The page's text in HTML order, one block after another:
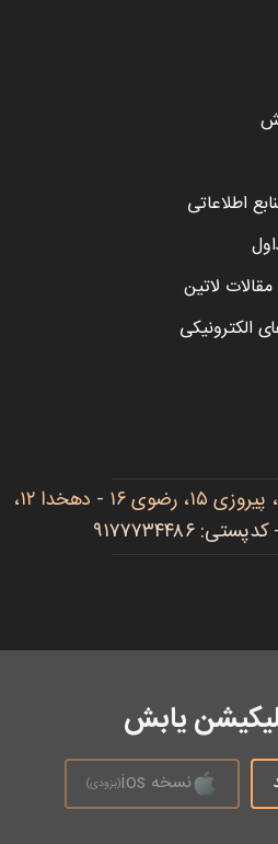
اطلاعاتی
لاتین
الکترونیکی
آدرس: مشهد، بلوار پیروزی، پیروزی ۱۵، رضوی ۱۶ - دهخدا ۱۲،
یابش
نسخه ios (بزودی)